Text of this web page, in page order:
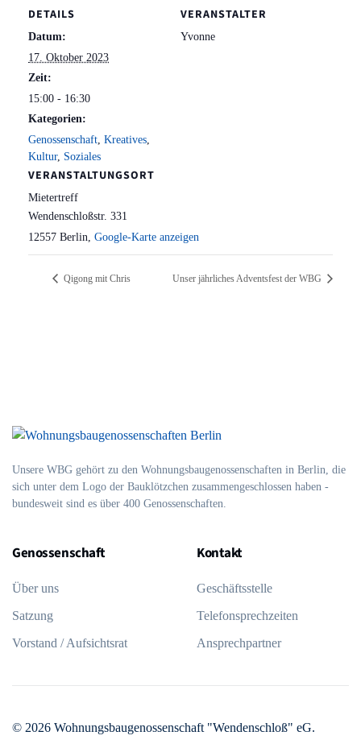
DETAILS
Datum:
17. Oktober 2023
Zeit:
15:00 - 16:30
Kategorien:
Genossenschaft, Kreatives,
Kultur, Soziales
VERANSTALTUNGSORT
Mietertreff
Wendenschloßstr. 331
12557 Berlin, Google-Karte anzeigen
VERANSTALTER
Yvonne
Qigong mit Chris Unser jährliches Adventsfest der WBG
Unsere WBG gehört zu den Wohnungsbau­genossen­schaften in Berlin, die
sich unter dem Logo der Bau­klötzchen zusammen­geschlossen haben -
bundesweit sind es über 400 Genossenschaften.
Genossenschaft
Über uns
Satzung
Vorstand / Aufsichtsrat
Kontakt
Geschäftsstelle
Telefon­sprechzeiten
Ansprechpartner
© 2026 Wohnungsbaugenossenschaft "Wendenschloß" eG.